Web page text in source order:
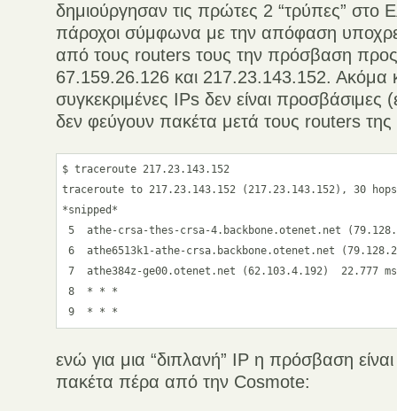
δημιούργησαν τις πρώτες 2 “τρύπες” στο
πάροχοι σύμφωνα με την απόφαση
από τους routers τους την πρόσβαση προς
67.159.26.126 και 217.23.143.152. Ακόμα
συγκεκριμένες IPs δεν είναι προσβάσιμες
δεν φεύγουν πακέτα μετά τους routers
$ traceroute 217.23.143.152
traceroute to 217.23.143.152 (217.23.143.152), 30
*snipped*
5  athe-crsa-thes-crsa-4.backbone.otenet.net
6  athe6513k1-athe-crsa.backbone.otenet.net
7  athe384z-ge00.otenet.net (62.103.4.192)  22.777 ms
8  * * *
ενώ για μια “διπλανή” IP η πρόσβαση
πακέτα πέρα από την Cosmote: